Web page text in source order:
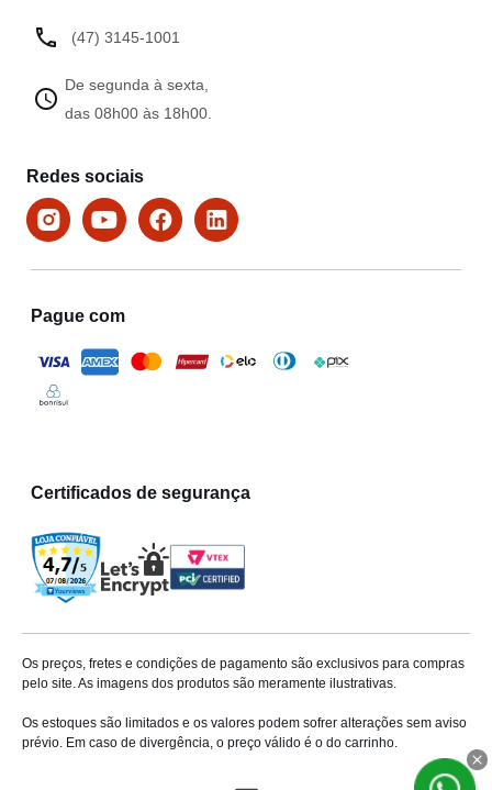
(47) 3145-1001
De segunda à sexta,
das 08h00 às 18h00.
Redes sociais
Pague com
Certificados de segurança
Os preços, fretes e condições de pagamento são exclusivos para compras
pelo site. As imagens dos produtos são meramente ilustrativas.
Os estoques são limitados e os valores podem sofrer alterações sem aviso
prévio. Em caso de divergência, o preço válido é o do carrinho.